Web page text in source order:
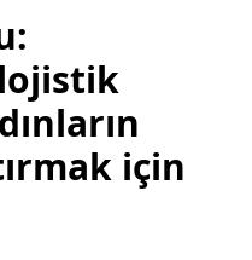
lojistik
için